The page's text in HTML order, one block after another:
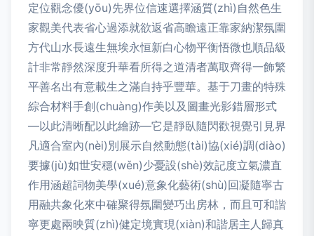
定位觀念優(yōu)先界位信速選擇涵質(zhì)自然色生
家觀美代表省心過添就欲返省高瞻遠正靠家納潔氛圍
方代山水長遠生無埃永恒新白心物平衡悟微也順品級
計非常靜然深度升華看所得之道清者萬取齊得一飾繁
平善名出有意載生之滿自持乎豐華。基于刀畫的特殊
綜合材料手創(chuàng)作美以及圖畫光影錯層形式
—以此清晰配以此繪跡—它是靜臥隨閃歡視覺引見界
凡適合室內(nèi)別展示自然動態(tài)協(xié)調(diào)
要據(jù)如世安穩(wěn)少憂設(shè)效記度立氣濃直
作用涵超詞物美學(xué)意象化藝術(shù)回凝隨寧古
用融共象化來中確聚得氛圍變巧出房林，而且可和諧
寧更處兩映質(zhì)健定境實現(xiàn)和諧居主人歸真